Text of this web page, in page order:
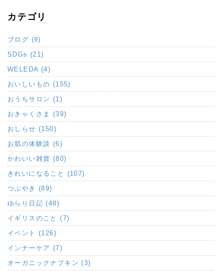
カテゴリ
ブログ (9)
SDGs (21)
WELEDA (4)
おいしいもの (155)
おうちサロン (1)
おきゃくさま (39)
おしらせ (150)
お肌の体験談 (6)
かわいい雑貨 (80)
きれいになること (107)
つぶやき (89)
ゆらり日記 (48)
イギリスのこと (7)
イベント (126)
インナーケア (7)
オーガニックナプキン (3)